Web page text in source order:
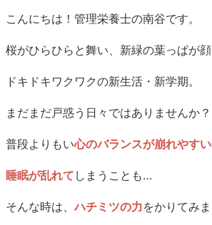
こんにちは！管理栄養士の南谷です。
桜がひらひらと舞い、新緑の葉っぱが顔
ドキドキワクワクの新生活・新学期。
まだまだ戸惑う日々ではありませんか？
普段よりもい心のバランスが崩れやすい
睡眠が乱れて しまうことも…
そんな時は、ハチミツの力をかりてみ